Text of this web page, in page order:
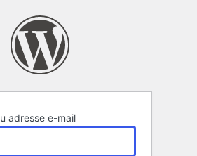
adresse e-mail